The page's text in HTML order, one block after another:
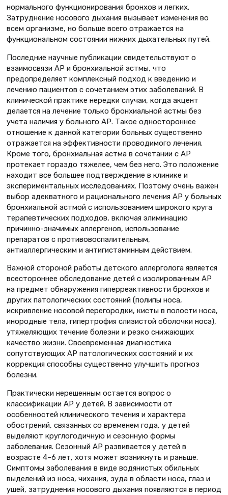
нормального функционирования бронхов и легких.
Затруднение носового дыхания вызывает изменения во
всем организме, но больше всего отражается на
функциональном состоянии нижних дыхательных путей.
Последние научные публикации свидетельствуют о
взаимосвязи АР и бронхиальной астмы, что
предопределяет комплексный подход к введению и
лечению пациентов с сочетанием этих заболеваний. В
клинической практике нередки случаи, когда акцент
делается на лечение только бронхиальной астмы без
учета наличия у больного АР. Такое одностороннее
отношение к данной категории больных существенно
отражается на эффективности проводимого лечения.
Кроме того, бронхиальная астма в сочетании с АР
протекает гораздо тяжелее, чем без него. Это положение
находит все большее подтверждение в клинике и
экспериментальных исследованиях. Поэтому очень важен
выбор адекватного и рационального лечения АР у больных
бронхиальной астмой с использованием широкого круга
терапевтических подходов, включая элиминацию
причинно-значимых аллергенов, использование
препаратов с противовоспалительным,
антиаллергическим и антигистаминным действием.
Важной стороной работы детского аллерголога является
всестороннее обследование детей с изолированным АР
на предмет обнаружения гиперреактивности бронхов и
других патологических состояний (полипы носа,
искривление носовой перегородки, кисты в полости носа,
инородные тела, гипертрофия слизистой оболочки носа),
утяжеляющих течение болезни и резко снижающих
качество жизни. Своевременная диагностика
сопутствующих АР патологических состояний и их
коррекция способны существенно улучшить прогноз
болезни.
Практически нерешенным остается вопрос о
классификации АР у детей. В зависимости от
особенностей клинического течения и характера
обострений, связанных со временем года, у детей
выделяют круглогодичную и сезонную формы
заболевания. Сезонный АР развивается у детей в
возрасте 4–6 лет, хотя может возникнуть и раньше.
Симптомы заболевания в виде водянистых обильных
выделений из носа, чихания, зуда в области носа, глаз и
ушей, затруднения носового дыхания появляются в период